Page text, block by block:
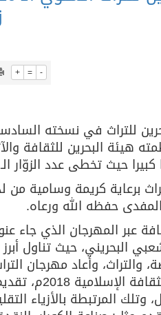
+ = -
للتراث في نسخته
هيئة البحرين للثقافة
برعاية كريمة وسامية
حفظه الله ورعاه.
عبر المهرجان الذي جاء
البحريني، حيث تناول
والتراث، وأعاد مهرجان
بالمحرق
وتلك المرتبطة بالأزياء